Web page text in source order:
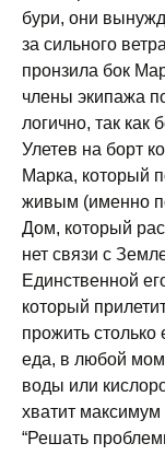
бури, они
за сильного
пронзила бок
члены экипажа
логично, так как
Улетев на борт
Марка, который
живым (именно
Дом, который
нет связи с
Единственной
который
прожить
еда, в любой
воды или
хватит
“Решать